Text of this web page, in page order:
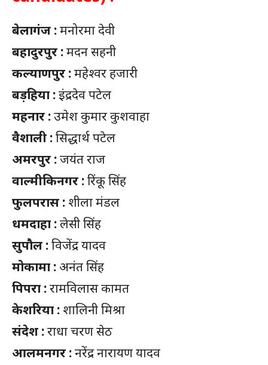
बेलागंज :मनोरमा देवी
बहादुरपुर :मदन सहनी
कल्याणपुर :महेश्वर हजारी
बड़हिया :इंद्रदेव पटेल
महनार :उमेश कुमार कुशवाहा
वैशाली :सिद्धार्थ पटेल
अमरपुर :जयंत राज
वाल्मीकिनगर :रिंकू सिंह
फुलपरास : शीला मंडल
धमदाहा :लेसी सिंह
सुपौल :विजेंद्र यादव
मोकामा : अनंत सिंह
पिपरा :रामविलास कामत
केशरिया : शालिनी मिश्रा
संदेश :राधा चरण सेठ
आलमनगर :नरेंद्र नारायण यादव